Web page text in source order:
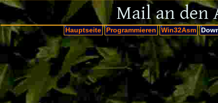
Mail an den
Hauptseite Programmieren Win32Asm